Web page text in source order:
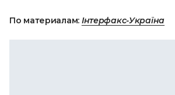
По материалам: Інтерфакс-Україна